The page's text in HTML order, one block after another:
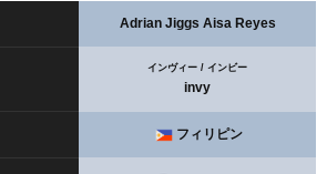
Adrian Jiggs Aisa Reyes
インヴィー / インビー
invy
フィリピン